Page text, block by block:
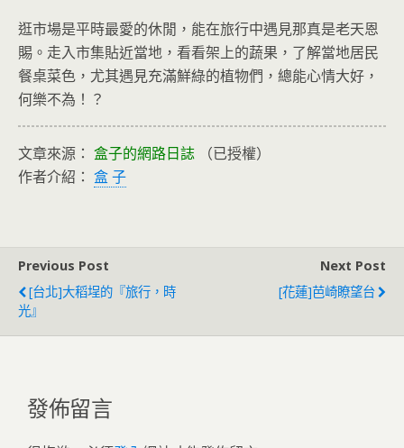
逛市場是平時最愛的休閒，能在旅行中遇見那真是老天恩
賜。走入市集貼近當地，看看架上的蔬果，了解當地居民
餐桌菜色，尤其遇見充滿鮮綠的植物們，總能心情大好，
何樂不為！？
文章來源： 盒子的網路日誌
（已授權）
作者介紹： 盒 子
Previous Post
[台北]大稻埕的『旅行，時
光』
Next Post
[花蓮]芭崎瞭望台
發佈留言